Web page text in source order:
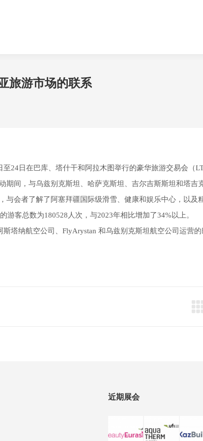
旅游市场的联系
24日在巴库、塔什干和阿拉木图举行的豪华旅游交易会（
期间，与乌兹别克斯坦、哈萨克斯坦、吉尔吉斯斯坦和塔
与会者了解了阿塞拜疆国际级滑雪、健康和娱乐中心，以及
游客总数为180528人次，与2023年相比增加了34%以上。
塔纳航空公司、FlyArystan 和乌兹别克斯坦航空公司运营
近期展会